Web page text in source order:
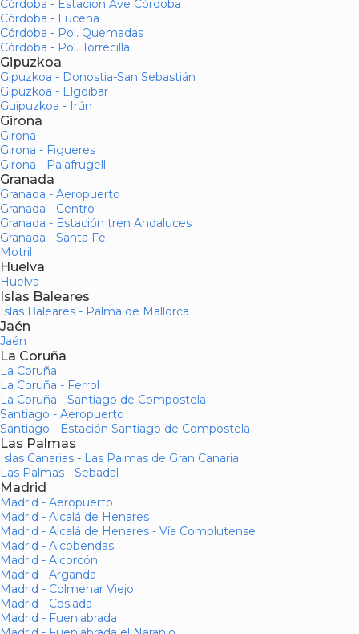
Córdoba - Estación Ave Córdoba
Córdoba - Lucena
Córdoba - Pol. Quemadas
Córdoba - Pol. Torrecilla
Gipuzkoa
Gipuzkoa - Donostia-San Sebastián
Gipuzkoa - Elgoibar
Guipuzkoa - Irún
Girona
Girona
Girona - Figueres
Girona - Palafrugell
Granada
Granada - Aeropuerto
Granada - Centro
Granada - Estación tren Andaluces
Granada - Santa Fe
Motril
Huelva
Huelva
Islas Baleares
Islas Baleares - Palma de Mallorca
Jaén
Jaén
La Coruña
La Coruña
La Coruña - Ferrol
La Coruña - Santiago de Compostela
Santiago - Aeropuerto
Santiago - Estación Santiago de Compostela
Las Palmas
Islas Canarias - Las Palmas de Gran Canaria
Las Palmas - Sebadal
Madrid
Madrid - Aeropuerto
Madrid - Alcalá de Henares
Madrid - Alcalá de Henares - Vía Complutense
Madrid - Alcobendas
Madrid - Alcorcón
Madrid - Arganda
Madrid - Colmenar Viejo
Madrid - Coslada
Madrid - Fuenlabrada